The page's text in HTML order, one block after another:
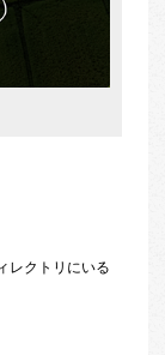
レクトリにいる